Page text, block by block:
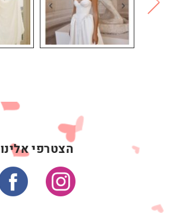
הצטרפי אלינו